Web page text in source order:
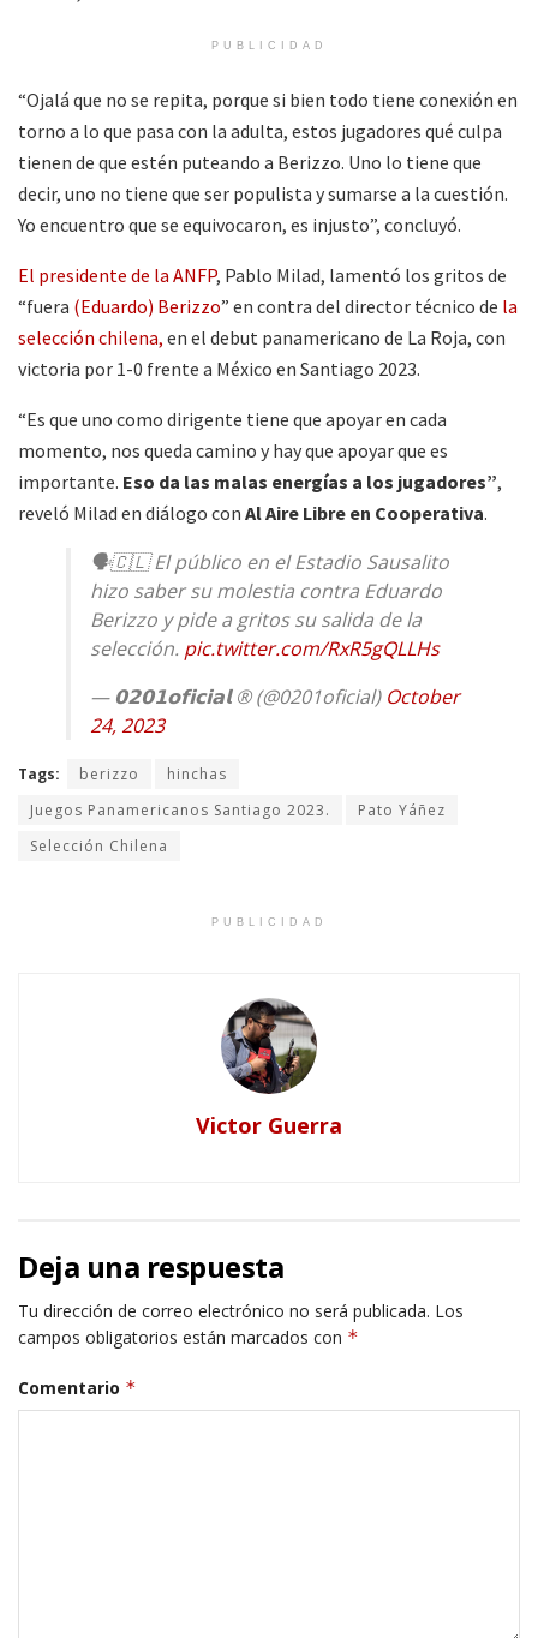
PUBLICIDAD
“Ojalá que no se repita, porque si bien todo tiene conexión en
torno a lo que pasa con la adulta, estos jugadores qué culpa
tienen de que estén puteando a Berizzo. Uno lo tiene que
decir, uno no tiene que ser populista y sumarse a la cuestión.
Yo encuentro que se equivocaron, es injusto”, concluyó.
El presidente de la ANFP, Pablo Milad, lamentó los gritos de
“fuera (Eduardo) Berizzo” en contra del director técnico de la
selección chilena, en el debut panamericano de La Roja, con
victoria por 1-0 frente a México en Santiago 2023.
“Es que uno como dirigente tiene que apoyar en cada
momento, nos queda camino y hay que apoyar que es
importante. Eso da las malas energías a los jugadores”,
reveló Milad en diálogo con Al Aire Libre en Cooperativa.
🗣️🇨🇱 El público en el Estadio Sausalito
hizo saber su molestia contra Eduardo
Berizzo y pide a gritos su salida de la
selección. pic.twitter.com/RxR5gQLLHs
— 𝟬𝟮𝟬𝟭𝗼𝗳𝗶𝗰𝗶𝗮𝗹 ® (@0201oficial) October
24, 2023
Tags: berizzo
hinchas
Juegos Panamericanos Santiago 2023.
Pato Yáñez
Selección Chilena
PUBLICIDAD
Victor Guerra
Deja una respuesta
Tu dirección de correo electrónico no será publicada. Los
campos obligatorios están marcados con *
Comentario *